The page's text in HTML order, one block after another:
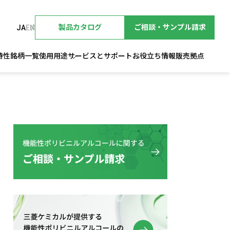
JAEN 製品カタログ ご相談・サンプル請求
性銘柄一覧使用用途サービスとサポートお役立ち情報販売拠点